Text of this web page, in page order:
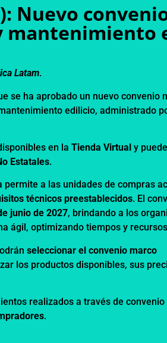
Nuevo
mantenimiento
Latam.
se ha aprobado un nuevo convenio
edilicio, administrado
en laTienda Virtual y
Estatales.
a las unidades de compras
técnicos preestablecidos. El
junio de 2027, brindando a los
ágil, optimizando tiempos y
seleccionar el convenio marco
los productos disponibles, sus
realizados a través de
.